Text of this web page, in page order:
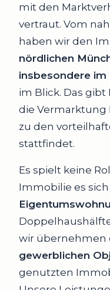
mit den
vertraut. Vom
haben wir den
nördlichen
insbesondere im
im Blick. Das gibt
die Vermarktung
zu den
stattfindet.
Es spielt keine
Immobilie es
wir übernehmen
gewerblichen
genutzten